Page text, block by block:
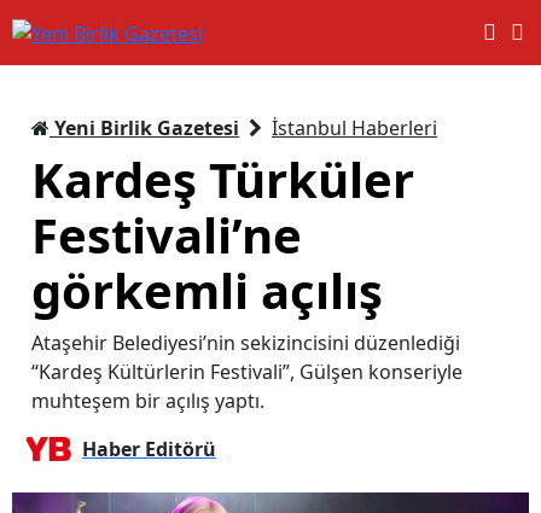
Yeni Birlik Gazetesi İstanbul Haberleri
Kardeş Türküler
Festivali’ne
görkemli açılış
Ataşehir Belediyesi’nin sekizincisini düzenlediği
“Kardeş Kültürlerin Festivali”, Gülşen konseriyle
muhteşem bir açılış yaptı.
Haber Editörü